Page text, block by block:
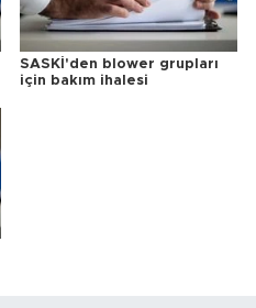
SASKİ'den blower grupları
için bakım ihalesi